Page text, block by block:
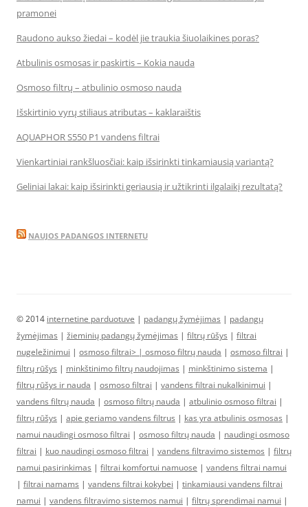
pramonei
Raudono aukso žiedai – kodėl jie traukia šiuolaikines poras?
Atbulinis osmosas ir paskirtis – Kokia nauda
Osmoso filtrų – atbulinio osmoso nauda
Išskirtinio vyrų stiliaus atributas – kaklaraištis
AQUAPHOR S550 P1 vandens filtrai
Vienkartiniai rankšluosčiai: kaip išsirinkti tinkamiausią variantą?
Geliniai lakai: kaip išsirinkti geriausią ir užtikrinti ilgalaikį rezultatą?
NAUJOS PADANGOS INTERNETU
© 2014 internetine parduotuve | padangų žymėjimas | padangų
žymėjimas | žieminių padangų žymėjimas | filtrų rūšys | filtrai
nugeležinimui | osmoso filtrai> | osmoso filtrų nauda | osmoso filtrai |
filtrų rūšys | minkštinimo filtrų naudojimas | minkštinimo sistema |
filtrų rūšys ir nauda | osmoso filtrai | vandens filtrai nukalkinimui |
vandens filtrų nauda | osmoso filtrų nauda | atbulinio osmoso filtrai |
filtrų rūšys | apie geriamo vandens filtrus | kas yra atbulinis osmosas |
namui naudingi osmoso filtrai | osmoso filtrų nauda | naudingi osmoso
filtrai | kuo naudingi osmoso filtrai | vandens filtravimo sistemos | filtrų
namui pasirinkimas | filtrai komfortui namuose | vandens filtrai namui
| filtrai namams | vandens filtrai kokybei | tinkamiausi vandens filtrai
namui | vandens filtravimo sistemos namui | filtrų sprendimai namui |